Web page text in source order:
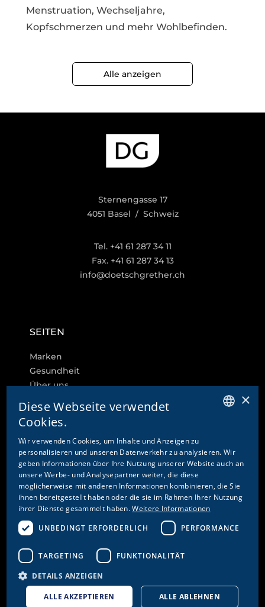
Menstruation, Wechseljahre,
Kopfschmerzen und mehr Wohlbefinden.
Alle anzeigen
Sternengasse 17
4051 Basel / Schweiz
Tel. +41 61 287 34 11
Fax. +41 61 287 34 13
info@doetschgrether.ch
SEITEN
Marken
Gesundheit
Über uns
WEITERE LINKS
Cookie-Einstellungen
Kontakt
Datenschutz & Disclaimer
Impressum
AEB's
ENGLISH
ITALIAN
×
Diese Webseite verwendet
Cookies.
Wir verwenden Cookies, um Inhalte und Anzeigen zu
personalisieren und unseren Datenverkehr zu analysieren. Wir
geben Informationen über Ihre Nutzung unserer Website auch an
unsere Werbe- und Analysepartner weiter, die diese
möglicherweise mit anderen Informationen kombinieren, die Sie
ihnen bereitgestellt haben oder die sie im Rahmen Ihrer Nutzung
ihrer Dienste gesammelt haben. Weitere Informationen
UNBEDINGT ERFORDERLICH
PERFORMANCE
TARGETING FUNKTIONALITÄT
DETAILS ANZEIGEN
ALLE AKZEPTIEREN ALLE ABLEHNEN